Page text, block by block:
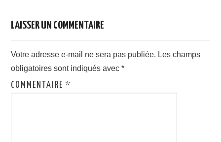
LAISSER UN COMMENTAIRE
Votre adresse e-mail ne sera pas publiée. Les champs
obligatoires sont indiqués avec*
COMMENTAIRE*